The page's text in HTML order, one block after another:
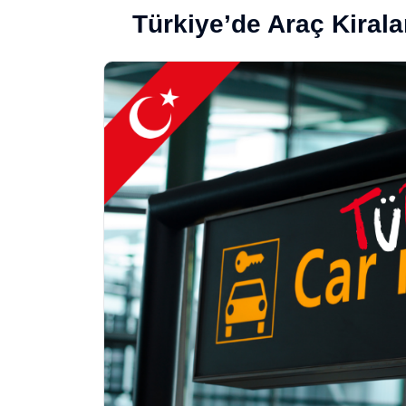
Türkiye’de Araç